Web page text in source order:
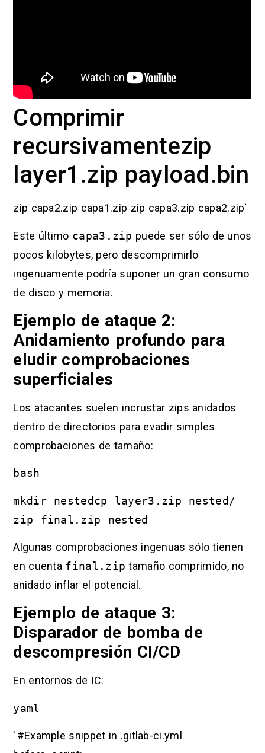
Comprimir
recursivamentezip
layer1.zip payload.bin
zip capa2.zip capa1.zip zip capa3.zip capa2.zip`
Este último capa3.zip puede ser sólo de unos
pocos kilobytes, pero descomprimirlo
ingenuamente podría suponer un gran consumo
de disco y memoria.
Ejemplo de ataque 2:
Anidamiento profundo para
eludir comprobaciones
superficiales
Los atacantes suelen incrustar zips anidados
dentro de directorios para evadir simples
comprobaciones de tamaño:
bash
mkdir nestedcp layer3.zip nested/
zip final.zip nested
Algunas comprobaciones ingenuas sólo tienen
en cuenta final.zip tamaño comprimido, no
anidado inflar el potencial.
Ejemplo de ataque 3:
Disparador de bomba de
descompresión CI/CD
En entornos de IC:
yaml
`#Example snippet in .gitlab-ci.yml